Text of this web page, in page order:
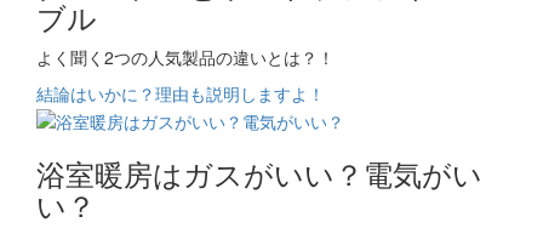
ブル
よく聞く2つの人気製品の違いとは？！
結論はいかに？理由も説明しますよ！
浴室暖房はガスがいい？電気がい
い？